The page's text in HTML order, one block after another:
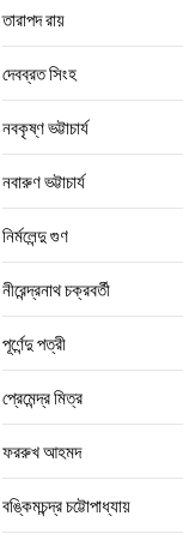
তারাপদ রায়
দেবব্রত সিংহ
নবকৃষ্ণ ভট্টাচার্য
নবারুণ ভট্টাচার্য
নির্মলেন্দু গুণ
নীরেন্দ্রনাথ চক্রবর্তী
পূর্ণেন্দু পত্রী
প্রেমেন্দ্র মিত্র
ফররুখ আহমদ
বঙ্কিমচন্দ্র চট্টোপাধ্যায়